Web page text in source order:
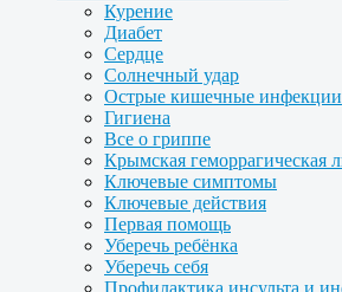
Курение
Диабет
Сердце
Солнечный удар
Острые кишечные инфекции
Гигиена
Все о гриппе
Крымская геморрагическая
Ключевые симптомы
Ключевые действия
Первая помощь
Уберечь ребёнка
Уберечь себя
Профилактика инсульта и